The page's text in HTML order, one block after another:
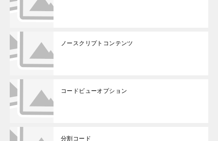
ノースクリプトコンテンツ
コードビューオプション
分割コード